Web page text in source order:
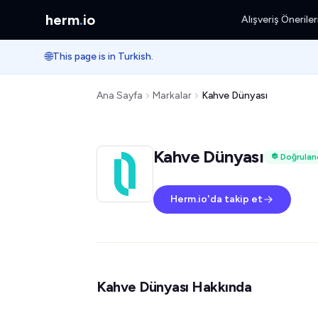
herm.io Alışveriş Önerileri
🌐This page is in Turkish.
Ana Sayfa Markalar Kahve Dünyası
Kahve Dünyası
Herm.io'da takip et
Kahve Dünyası Hakkında